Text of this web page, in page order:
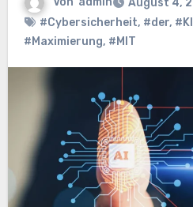
August 4,
#Cybersicherheit, #der,
#Maximierung, #MIT